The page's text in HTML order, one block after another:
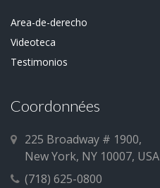
Area-de-derecho
Videoteca
Testimonios
Coordonnées
225 Broadway # 1900,
New York, NY 10007, USA
(718) 625-0800